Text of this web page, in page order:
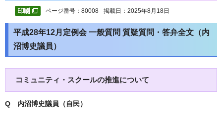
ページ番号：80008 掲載日：2025年8月18日
平成28年12月定例会 一般質問 質疑質問・答弁全文（内
沼博史議員）
コミュニティ・スクールの推進について
Q 内沼博史議員（自民）